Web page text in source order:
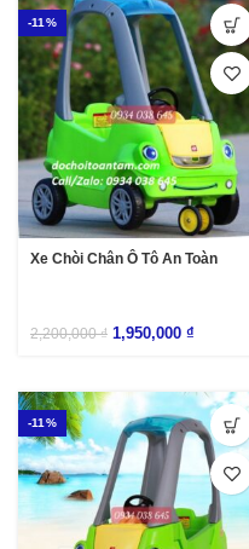
-11%
Xe Chòi Chân Ô Tô An Toàn
2,200,000₫ 1,950,000 ₫
-11%